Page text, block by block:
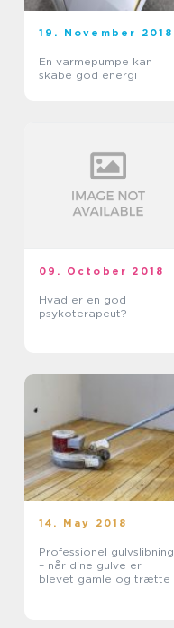
19. November 2018
En varmepumpe kan
skabe god energi
09. October 2018
Hvad er en god
psykoterapeut?
14. May 2018
Professionel gulvslibning
– når dine gulve er
blevet gamle og trætte